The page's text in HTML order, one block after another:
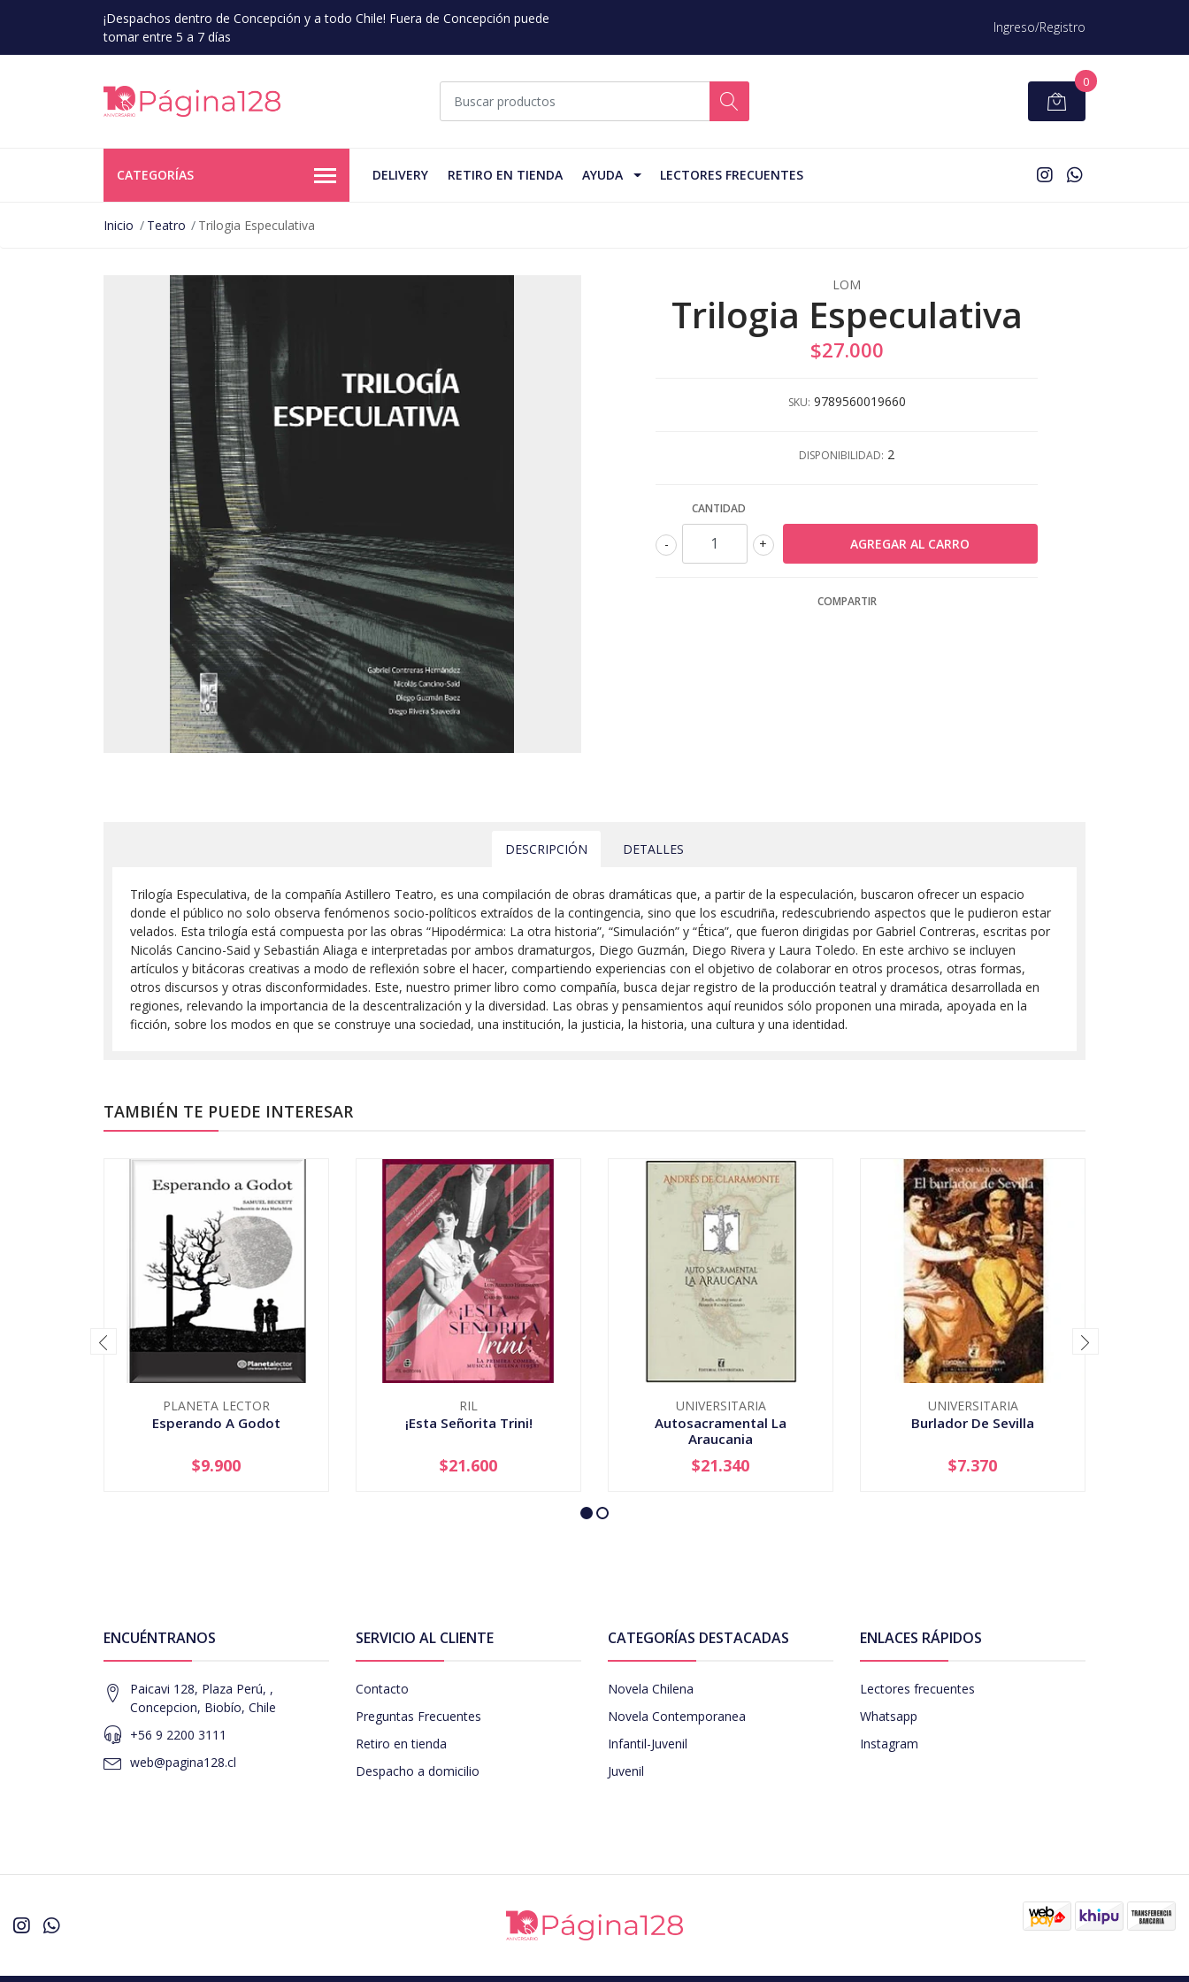
¡Despachos dentro de Concepción y a todo Chile! Fuera de Concepción puede
tomar entre 5 a 7 días
Ingreso/Registro
0
CATEGORÍAS DELIVERY RETIRO EN TIENDA AYUDA LECTORES FRECUENTES
Inicio Teatro Trilogia Especulativa
LOM
Trilogia Especulativa
$27.000
SKU: 9789560019660
DISPONIBILIDAD: 2
CANTIDAD
+
-
COMPARTIR
DESCRIPCIÓN DETALLES
Trilogía Especulativa, de la compañía Astillero Teatro, es una compilación de obras dramáticas que, a partir de la especulación, buscaron ofrecer un espacio
donde el público no solo observa fenómenos socio-políticos extraídos de la contingencia, sino que los escudriña, redescubriendo aspectos que le pudieron estar
velados. Esta trilogía está compuesta por las obras “Hipodérmica: La otra historia”, “Simulación” y “Ética”, que fueron dirigidas por Gabriel Contreras, escritas por
Nicolás Cancino-Said y Sebastián Aliaga e interpretadas por ambos dramaturgos, Diego Guzmán, Diego Rivera y Laura Toledo. En este archivo se incluyen
artículos y bitácoras creativas a modo de reflexión sobre el hacer, compartiendo experiencias con el objetivo de colaborar en otros procesos, otras formas,
otros discursos y otras disconformidades. Este, nuestro primer libro como compañía, busca dejar registro de la producción teatral y dramática desarrollada en
regiones, relevando la importancia de la descentralización y la diversidad. Las obras y pensamientos aquí reunidos sólo proponen una mirada, apoyada en la
ficción, sobre los modos en que se construye una sociedad, una institución, la justicia, la historia, una cultura y una identidad.
TAMBIÉN TE PUEDE INTERESAR
PLANETA LECTOR
Esperando A Godot
+
$9.900
RIL
¡Esta Señorita Trini!
+
$21.600
UNIVERSITARIA
Autosacramental La
Araucania
+
$21.340
UNIVERSITARIA
Burlador De Sevilla
+
$7.370
ENCUÉNTRANOS
Paicavi 128, Plaza Perú, ,
Concepcion, Biobío, Chile
+56 9 2200 3111
web@pagina128.cl
SERVICIO AL CLIENTE
Contacto
Preguntas Frecuentes
Retiro en tienda
Despacho a domicilio
CATEGORÍAS DESTACADAS
Novela Chilena
Novela Contemporanea
Infantil-Juvenil
Juvenil
ENLACES RÁPIDOS
Lectores frecuentes
Whatsapp
Instagram